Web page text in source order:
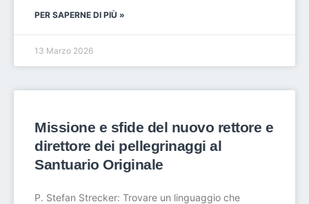
PER SAPERNE DI PIÙ »
13 Marzo 2026
Missione e sfide del nuovo rettore e
direttore dei pellegrinaggi al
Santuario Originale
P. Stefan Strecker: Trovare un linguaggio che